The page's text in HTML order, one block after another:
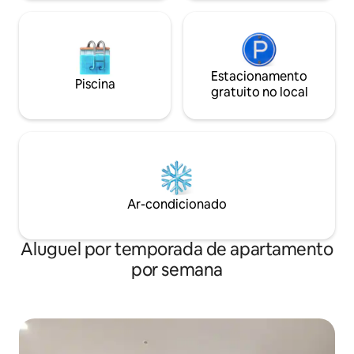
Piscina
Estacionamento
gratuito no local
Ar-condicionado
Aluguel por temporada de apartamento
por semana